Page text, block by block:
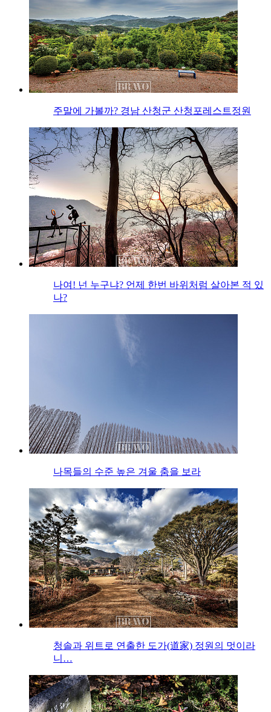
주말에 가볼까? 경남 산청군 산청포레스트정원
나여! 넌 누구냐? 언제 한번 바위처럼 살아본 적 있
나?
나목들의 수준 높은 겨울 춤을 보라
청솔과 위트로 연출한 도가(道家) 정원의 멋이라
니…